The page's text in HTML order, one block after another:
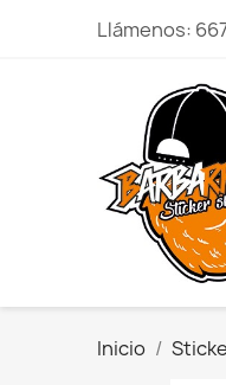
Llámenos:
Inicio